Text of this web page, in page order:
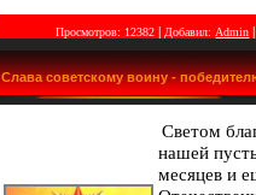
Просмотров: 12382 | Добавил: Admin
Слава советскому воину -
Светом
нашей
месяцев и